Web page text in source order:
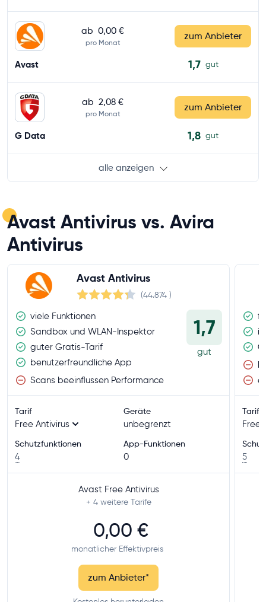
ab 0,00 €
pro Monat
zum Anbieter
Avast 1,7 gut
ab 2,08 €
pro Monat
zum Anbieter
G Data 1,8 gut
alle anzeigen
Avast Antivirus vs. Avira
Antivirus
Avast Antivirus
(44.874 )
viele Funktionen
Sandbox und WLAN-Inspektor
guter Gratis-Tarif
benutzerfreundliche App
Scans beeinflussen Performance
1,7
gut
Tarif
Free Antivirus
Geräte
unbegrenzt
Schutzfunktionen
4
App-Funktionen
0
Avast Free Antivirus
+ 4 weitere Tarife
0,00 €
monatlicher Effektivpreis
zum Anbieter*
Tarif
Free
5